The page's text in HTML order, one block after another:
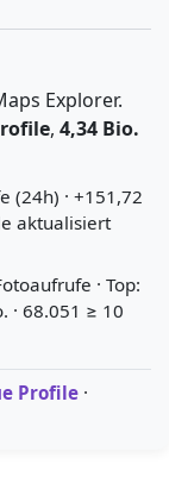
Explorer.
, 4,34 Bio.
(24h) · +151,72
aktualisiert
· Top:
· 68.051 ≥ 10
Profile ·